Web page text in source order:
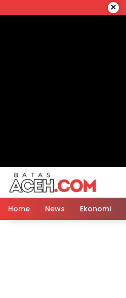
ke
×
Home News Ekonomi